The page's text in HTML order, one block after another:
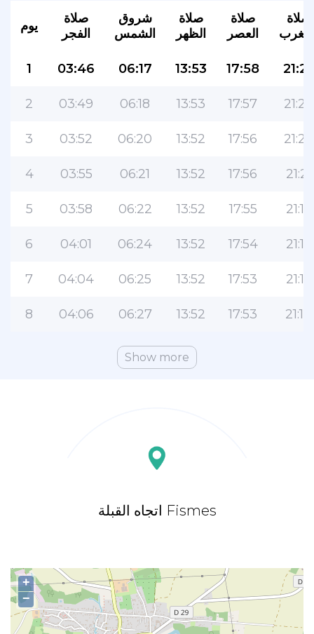
يوم
صلاة
الفجر
شروق
الشمس
صلاة
الظهر
صلاة
العصر
صلاة
1 03:46 06:17 13:53 17:58 21:25
2 03:49 06:18 13:53 17:57 21:24
3 03:52 06:20 13:52 17:56 21:22
4 03:55 06:21 13:52 17:56 21:21
5 03:58 06:22 13:52 17:55 21:19
6 04:01 06:24 13:52 17:54 21:18
7 04:04 06:25 13:52 17:53 21:16
8 04:06 06:27 13:52 17:53 21:14
Show more
اتجاه القبلة Fismes
+
−